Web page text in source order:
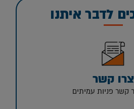
לדבר איתנו
צרו קשר
קשר פניות עמיתים